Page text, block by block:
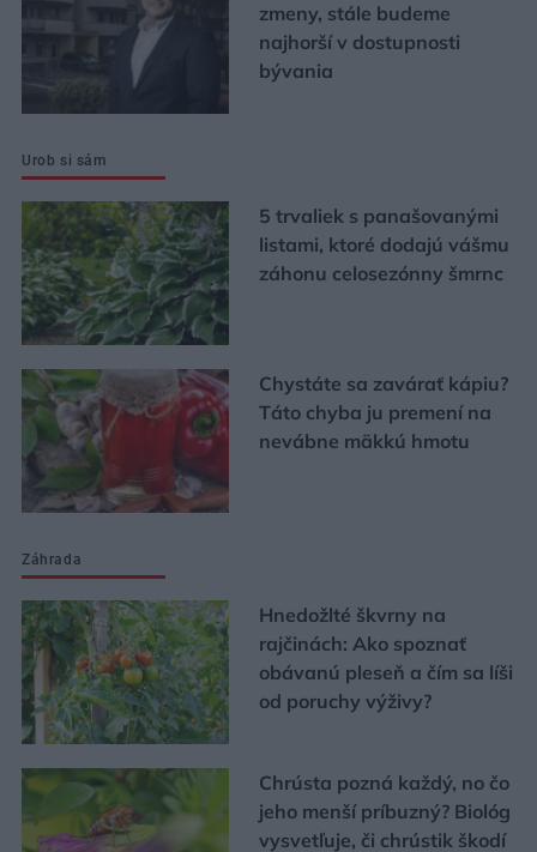
zmeny, stále budeme
najhorší v dostupnosti
bývania
Urob si sám
5 trvaliek s panašovanými
listami, ktoré dodajú vášmu
záhonu celosezónny šmrnc
Chystáte sa zavárať kápiu?
Táto chyba ju premení na
nevábne mäkkú hmotu
Záhrada
Hnedožlté škvrny na
rajčinách: Ako spoznať
obávanú pleseň a čím sa líši
od poruchy výživy?
Chrústa pozná každý, no čo
jeho menší príbuzný? Biológ
vysvetľuje, či chrústik škodí